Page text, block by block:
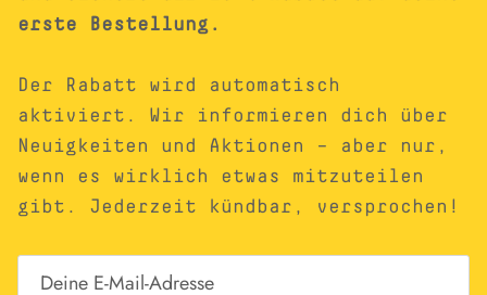
erste Bestellung.
Der Rabatt wird automatisch
aktiviert. Wir informieren dich über
Neuigkeiten und Aktionen – aber nur,
wenn es wirklich etwas mitzuteilen
gibt. Jederzeit kündbar, versprochen!